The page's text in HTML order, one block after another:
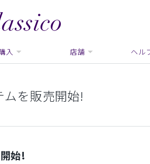
入 店舗 ヘル
を販売開始!
始!